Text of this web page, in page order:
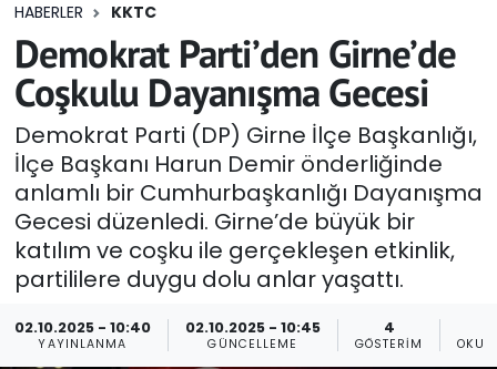
HABERLER KKTC
Demokrat Parti’den Girne’de
Coşkulu Dayanışma Gecesi
Demokrat Parti (DP) Girne İlçe Başkanlığı,
İlçe Başkanı Harun Demir önderliğinde
anlamlı bir Cumhurbaşkanlığı Dayanışma
Gecesi düzenledi. Girne’de büyük bir
katılım ve coşku ile gerçekleşen etkinlik,
partililere duygu dolu anlar yaşattı.
02.10.2025 - 10:40
YAYINLANMA
02.10.2025 - 10:45
GÜNCELLEME
4
GÖSTERIM
Eğitim
Ekonomi
Foto Galeri
GEZİ
Güncel
KKTC
Tüm Manşetler
Son Dakika Haberleri
Haber Arşivi